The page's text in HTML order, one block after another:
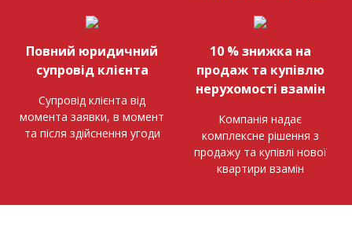
Повний юридичний
супровід клієнта
Супровід клієнта від
момента заявки, в момент
та після здійснення угоди
10 % знижка на
продаж та купівлю
нерухомості взамін
Компанія надає
комплексне рішення з
продажу та купівлі нової
квартири взамін